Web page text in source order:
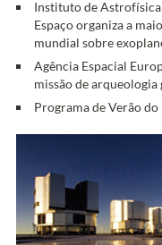
Instituto de Astrofísica
Espaço organiza a
mundial sobre
Agência Espacial
missão de arqueologia
Programa de Verão